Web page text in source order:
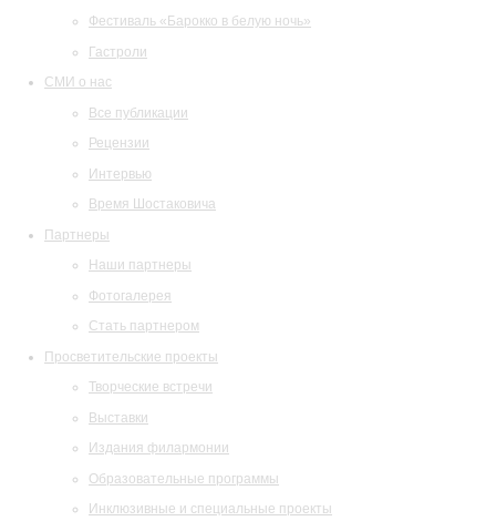
Фестиваль «Барокко в белую ночь»
Гастроли
СМИ о нас
Все публикации
Рецензии
Интервью
Время Шостаковича
Партнеры
Наши партнеры
Фотогалерея
Стать партнером
Просветительские проекты
Творческие встречи
Выставки
Издания филармонии
Образовательные программы
Инклюзивные и специальные проекты